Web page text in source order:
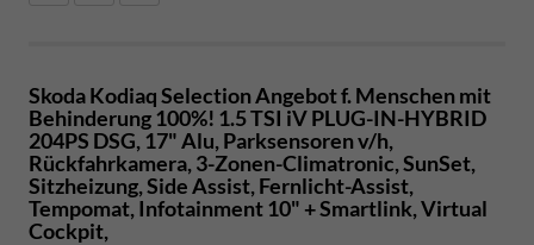
Skoda KodiaqSelection Angebot f. Menschen mit
Behinderung 100%! 1.5 TSI iV PLUG-IN-HYBRID
204PS DSG, 17" Alu, Parksensoren v/h,
Rückfahrkamera, 3-Zonen-Climatronic, SunSet,
Sitzheizung, Side Assist, Fernlicht-Assist,
Tempomat, Infotainment 10" + Smartlink, Virtual
Cockpit,